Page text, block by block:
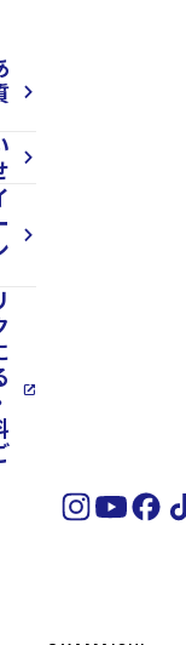
arrow_forward_ios
arrow_forward_ios
arrow_forward_ios
open_in_new